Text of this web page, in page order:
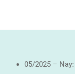
05/2025 –